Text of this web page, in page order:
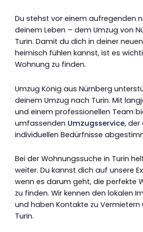
Du stehst vor einem aufregenden
deinem Leben – dem Umzug von
Turin. Damit du dich in deiner
heimisch fühlen kannst, ist es
Wohnung zu finden.
Umzug König aus Nürnberg
deinem Umzug nach Turin. Mit
und einem professionellen Team
umfassenden Umzugsservice, der
individuellen Bedürfnisse
Bei der Wohnungssuche in Turin
weiter. Du kannst dich auf unsere
wenn es darum geht, die perfekte
zu finden. Wir kennen den lokalen
und haben Kontakte zu Vermietern
Turin.